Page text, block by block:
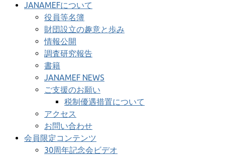
JANAMEFについて
役員等名簿
財団設立の趣意と歩み
情報公開
調査研究報告
書籍
JANAMEF NEWS
ご支援のお願い
税制優遇措置について
アクセス
お問い合わせ
会員限定コンテンツ
30周年記念会ビデオ